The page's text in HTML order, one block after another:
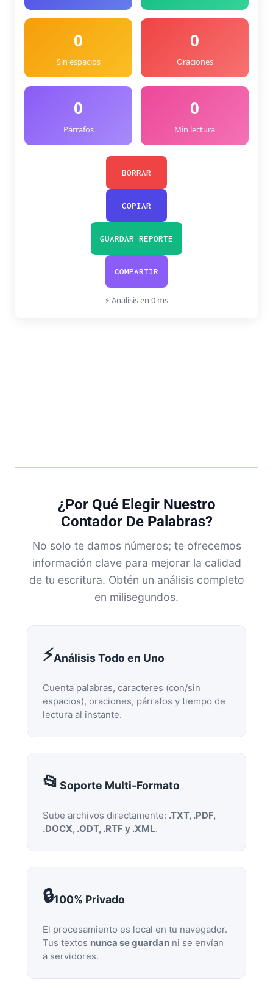
0
Sin espacios
0
Oraciones
0
Párrafos
0
Min lectura
BORRAR
COPIAR
GUARDAR REPORTE
COMPARTIR
⚡ Análisis en 0 ms
¿Por Qué Elegir Nuestro
Contador De Palabras?
No solo te damos números; te ofrecemos
información clave para mejorar la calidad
de tu escritura. Obtén un análisis completo
en milisegundos.
⚡Análisis Todo en Uno
Cuenta palabras, caracteres (con/sin
espacios), oraciones, párrafos y tiempo de
lectura al instante.
📂 Soporte Multi-Formato
Sube archivos directamente: .TXT, .PDF,
.DOCX, .ODT, .RTF y .XML.
🔒100% Privado
El procesamiento es local en tu navegador.
Tus textos nunca se guardan ni se envían
a servidores.